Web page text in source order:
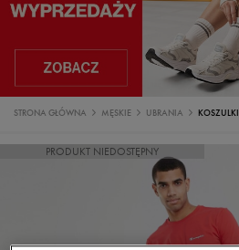
STRONA GŁÓWNA MĘSKIE UBRANIA KOSZULKI
PRODUKT NIEDOSTĘPNY